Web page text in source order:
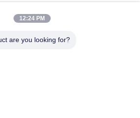
21-66035560
12:24 PM
are you looking for?